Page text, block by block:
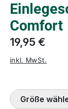
Comfort
19,95 €
inkl. MwSt.
Größe